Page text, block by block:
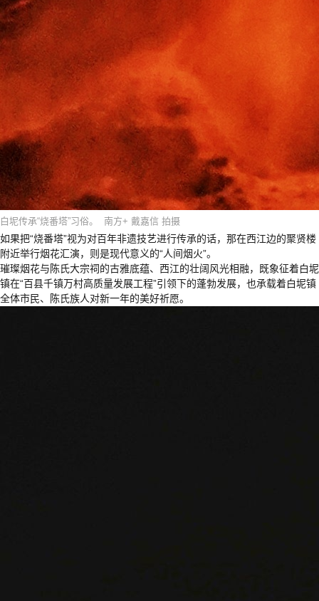
白坭传承“烧番塔”习俗。 南方+ 戴嘉信 拍摄
如果把“烧番塔”视为对百年非遗技艺进行传承的话，那在西江边的聚贤楼
附近举行烟花汇演，则是现代意义的“人间烟火”。
璀璨烟花与陈氏大宗祠的古雅底蕴、西江的壮阔风光相融，既象征着白坭
镇在“百县千镇万村高质量发展工程”引领下的蓬勃发展，也承载着白坭镇
全体市民、陈氏族人对新一年的美好祈愿。